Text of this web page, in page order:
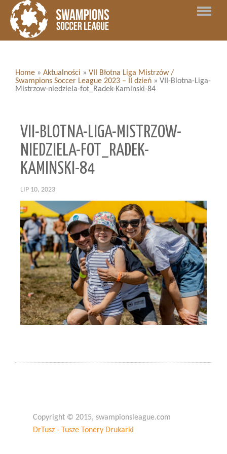
Home » Aktualności » VII Błotna Liga Mistrzów /
Swampions Soccer League 2023 – II dzień » VII-Blotna-Liga-
Mistrzow-niedziela-fot_Radek-Kaminski-84
VII-BLOTNA-LIGA-MISTRZOW-
NIEDZIELA-FOT_RADEK-
KAMINSKI-84
LIP 10, 2023
Copyright © 2015, swampionsleague.com
DrTusz - Tusze Tonery Drukarki